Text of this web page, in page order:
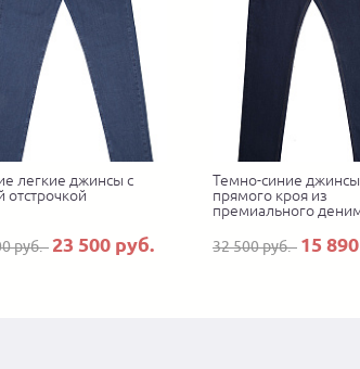
легкие джинсы с
отстрочкой
руб. 23 500 руб.
Темно-синие джинсы
прямого кроя из
премиального
32 500 руб. 15